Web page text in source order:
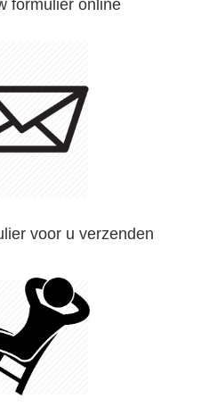
formulier online
voor u verzenden